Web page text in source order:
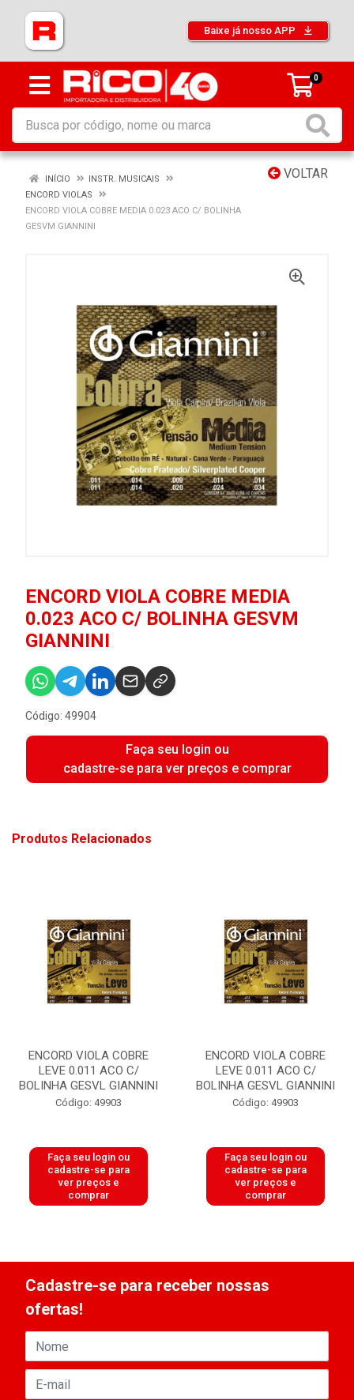
Baixe já nosso APP
0
VOLTAR
INÍCIO
INSTR. MUSICAIS
ENCORD VIOLAS
ENCORD VIOLA COBRE MEDIA 0.023 ACO C/ BOLINHA
GESVM GIANNINI
ENCORD VIOLA COBRE MEDIA
0.023 ACO C/ BOLINHA GESVM
GIANNINI
Código: 49904
Faça seu login ou
cadastre-se para ver preços e comprar
Produtos Relacionados
ENCORD VIOLA COBRE
LEVE 0.011 ACO C/
BOLINHA GESVL GIANNINI
Código: 49903
Faça seu login ou
cadastre-se para
ver preços e
comprar
ENCORD VIOLA COBRE
LEVE 0.011 ACO C/
BOLINHA GESVL GIANNINI
Código: 49903
Faça seu login ou
cadastre-se para
ver preços e
comprar
Cadastre-se para receber nossas
ofertas!